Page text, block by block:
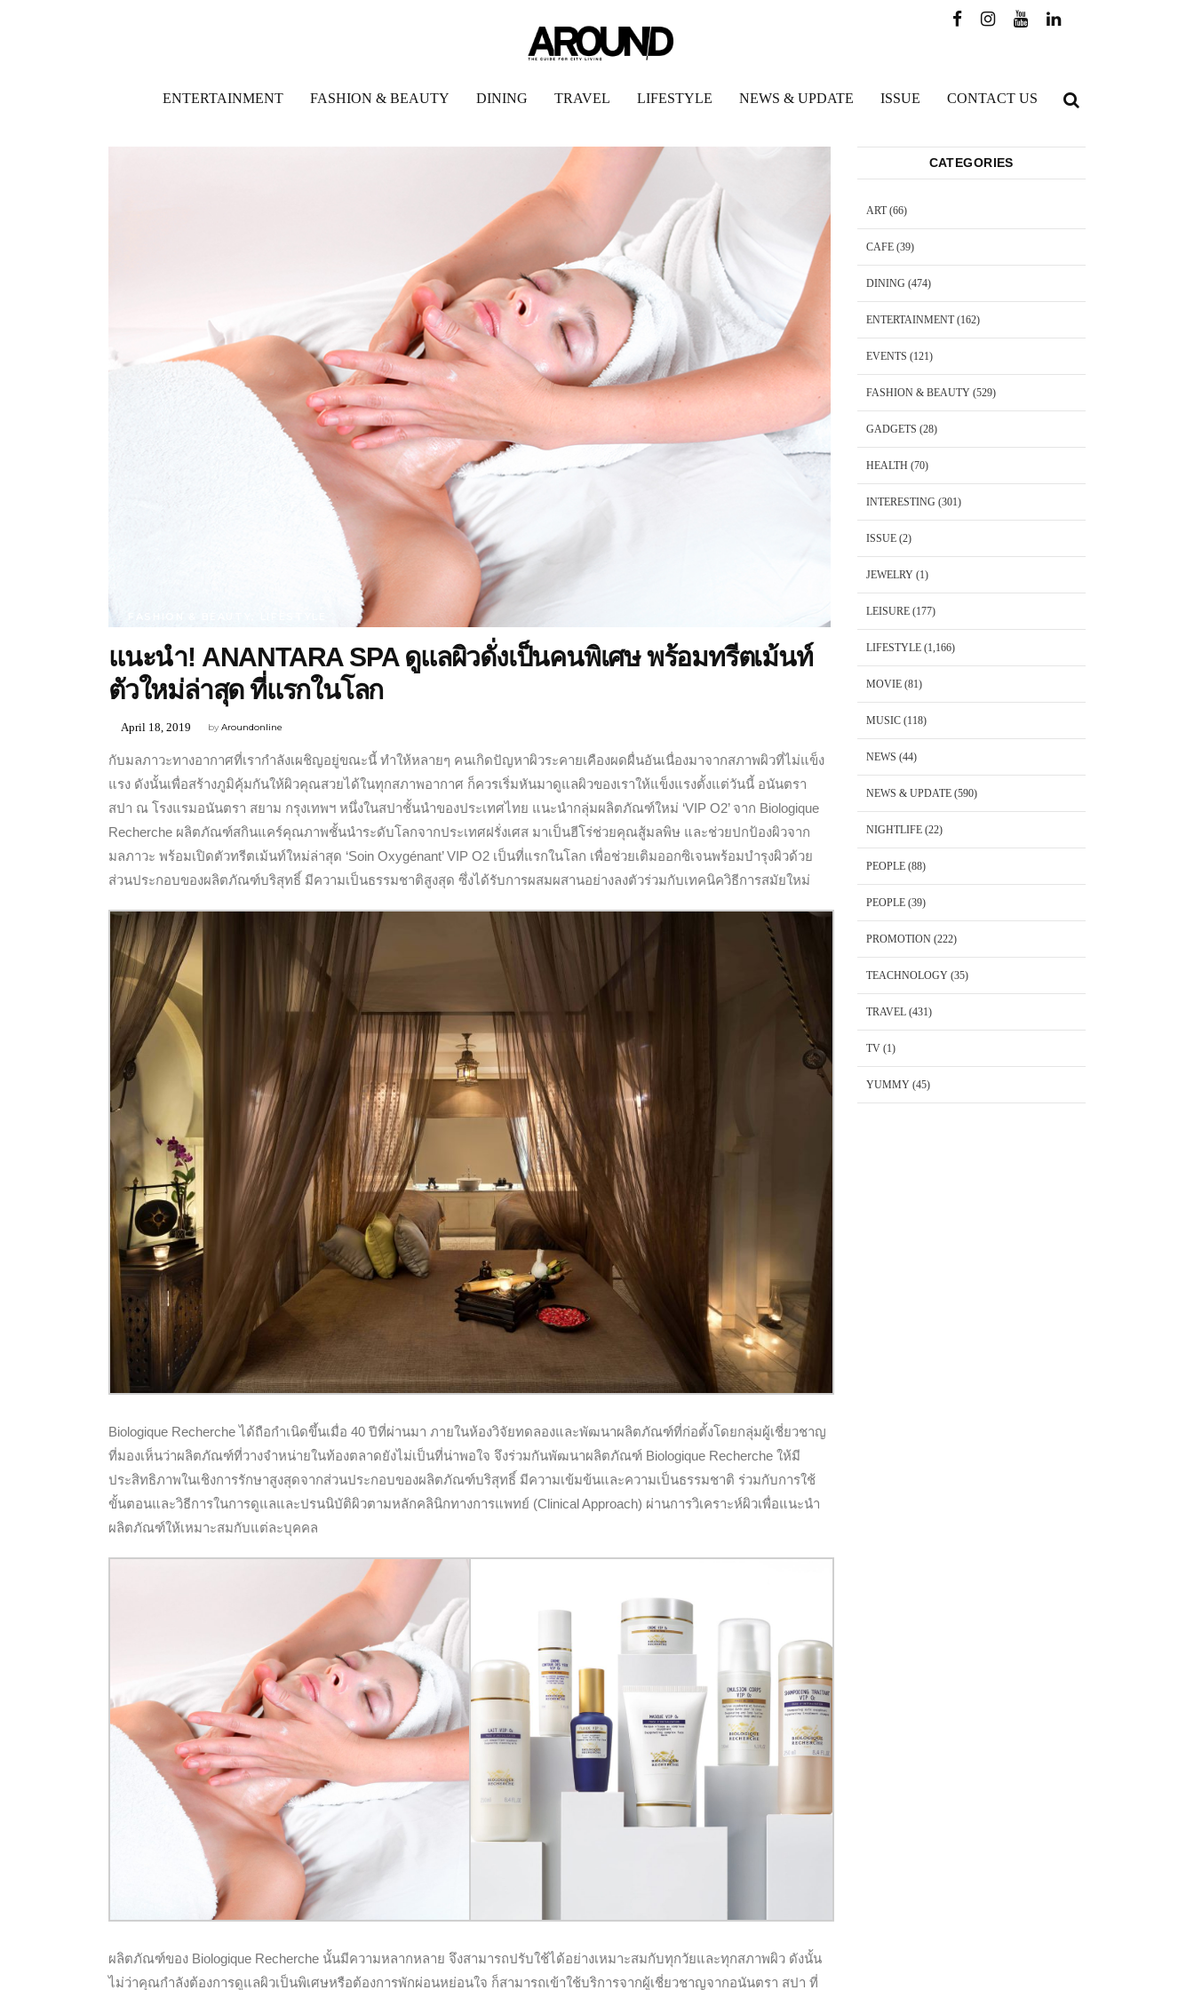
ENTERTAINMENT FASHION & BEAUTY DINING TRAVEL LIFESTYLE NEWS & UPDATE ISSUE CONTACT US
แนะนำ! ANANTARA SPA ดูแลผิวดั่งเป็นคนพิเศษ พร้อมทรีตเม้นท์
ตัวใหม่ล่าสุด ที่แรกในโลก
byAroundonline
April 18, 2019
กับมลภาวะทางอากาศที่เรากำลังเผชิญอยู่ขณะนี้ ทำให้หลายๆ คนเกิดปัญหาผิวระคายเคืองผดผื่นอันเนื่องมาจากสภาพผิวที่ไม่แข็ง
แรง ดังนั้นเพื่อสร้างภูมิคุ้มกันให้ผิวคุณสวยได้ในทุกสภาพอากาศ ก็ควรเริ่มหันมาดูแลผิวของเราให้แข็งแรงตั้งแต่วันนี้ อนันตรา
สปา ณ โรงแรมอนันตรา สยาม กรุงเทพฯ หนึ่งในสปาชั้นนำของประเทศไทย แนะนำกลุ่มผลิตภัณฑ์ใหม่ ‘VIP O2’ จาก Biologique
Recherche ผลิตภัณฑ์สกินแคร์คุณภาพชั้นนำระดับโลกจากประเทศฝรั่งเศส มาเป็นฮีโร่ช่วยคุณสู้มลพิษ และช่วยปกป้องผิวจาก
มลภาวะ พร้อมเปิดตัวทรีตเม้นท์ใหม่ล่าสุด ‘Soin Oxygénant’ VIP O2 เป็นที่แรกในโลก เพื่อช่วยเติมออกซิเจนพร้อมบำรุงผิวด้วย
ส่วนประกอบของผลิตภัณฑ์บริสุทธิ์ มีความเป็นธรรมชาติสูงสุด ซึ่งได้รับการผสมผสานอย่างลงตัวร่วมกับเทคนิควิธีการสมัยใหม่
Biologique Recherche ได้ถือกำเนิดขึ้นเมื่อ 40 ปีที่ผ่านมา ภายในห้องวิจัยทดลองและพัฒนาผลิตภัณฑ์ที่ก่อตั้งโดยกลุ่มผู้เชี่ยวชาญ
ที่มองเห็นว่าผลิตภัณฑ์ที่วางจำหน่ายในท้องตลาดยังไม่เป็นที่น่าพอใจ จึงร่วมกันพัฒนาผลิตภัณฑ์ Biologique Recherche ให้มี
ประสิทธิภาพในเชิงการรักษาสูงสุดจากส่วนประกอบของผลิตภัณฑ์บริสุทธิ์ มีความเข้มข้นและความเป็นธรรมชาติ ร่วมกับการใช้
ขั้นตอนและวิธีการในการดูแลและปรนนิบัติผิวตามหลักคลินิกทางการแพทย์ (Clinical Approach) ผ่านการวิเคราะห์ผิวเพื่อแนะนำ
ผลิตภัณฑ์ให้เหมาะสมกับแต่ละบุคคล
ผลิตภัณฑ์ของ Biologique Recherche นั้นมีความหลากหลาย จึงสามารถปรับใช้ได้อย่างเหมาะสมกับทุกวัยและทุกสภาพผิว ดังนั้น
ไม่ว่าคุณกำลังต้องการดูแลผิวเป็นพิเศษหรือต้องการพักผ่อนหย่อนใจ ก็สามารถเข้าใช้บริการจากผู้เชี่ยวชาญจากอนันตรา สปา ที่
CATEGORIES
ART(66)
CAFE(39)
DINING (474)
ENTERTAINMENT(162)
EVENTS (121)
FASHION & BEAUTY(529)
GADGETS (28)
HEALTH (70)
INTERESTING (301)
ISSUE(2)
JEWELRY(1)
LEISURE(177)
LIFESTYLE(1,166)
MOVIE(81)
MUSIC(118)
NEWS (44)
NEWS & UPDATE(590)
NIGHTLIFE(22)
PEOPLE(88)
PEOPLE(39)
PROMOTION(222)
TEACHNOLOGY(35)
TRAVEL(431)
TV(1)
YUMMY(45)